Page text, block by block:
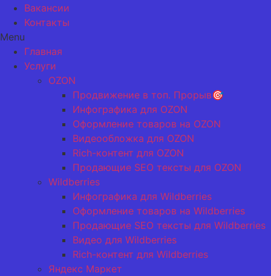
Вакансии
Контакты
Menu
Главная
Услуги
OZON
Продвижение в топ. Прорыв🎯
Инфографика для OZON
Оформление товаров на OZON
Видеообложка для OZON
Rich-контент для OZON
Продающие SEO тексты для OZON
Wildberries
Инфографика для Wildberries
Оформление товаров на Wildberries
Продающие SEO тексты для Wildberries
Видео для Wildberries
Rich-контент для Wildberries
Яндекс Маркет